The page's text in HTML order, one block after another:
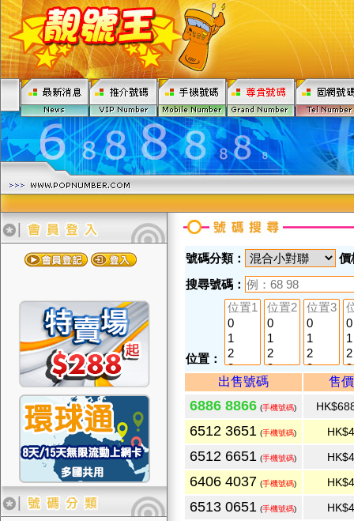
號碼分類：
價
搜尋號碼：
位置：
出售號碼
售
6886 8866 (手機號碼)
6512 3651 (手機號碼)
6512 6651 (手機號碼)
6406 4037 (手機號碼)
6513 0651 (手機號碼)